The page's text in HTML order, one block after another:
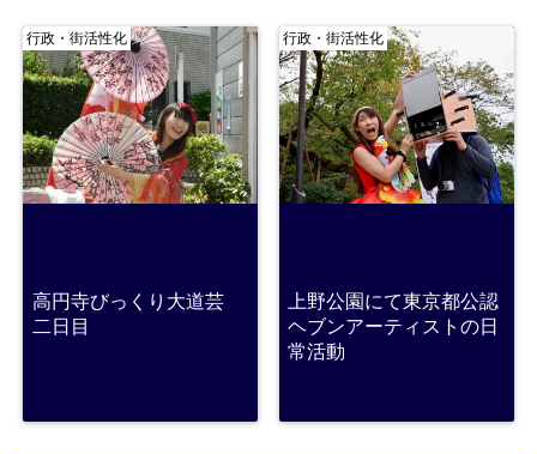
行政・街活性化
高円寺びっくり大道芸
二日目
行政・街活性化
上野公園にて東京都公認
ヘブンアーティストの日
常活動